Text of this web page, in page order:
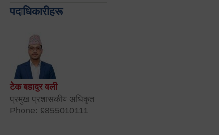
पदाधिकारीहरू
टेक बहादुर वली
प्रमुख प्रशासकीय अधिकृत
Phone: 9855010111